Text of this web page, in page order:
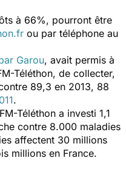
à 66%, pourront être
ou par téléphone au
Garou, avait permis à
Téléthon, de collecter,
89,3 en 2013, 88
.
Téléthon a investi 1,1
contre 8.000 maladies
affectent 30 millions
millions en France.